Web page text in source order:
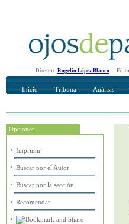
Director: Rogelio López Blanco
Inicio Tribuna Análisis
Opciones
Imprimir
Buscar por el Autor
Buscar por la sección
Recomendar